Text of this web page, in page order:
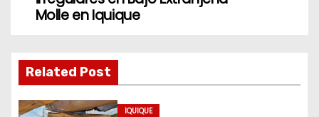
a
c
Molle en Iquique
Related Post
IQUIQUE